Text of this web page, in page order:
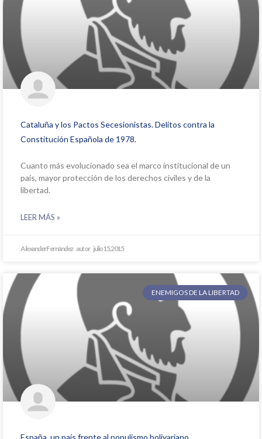
Cataluña y los Pactos Secesionistas. Delitos contra la
Constitución Española de 1978.
Cuanto más evolucionado sea el marco institucional de un
país, mayor protección de los derechos civiles y de la
libertad.
LEER MÁS »
Alexander Fernández julio 15, 2015
ENEMIGOS DE LA LIBERTAD
España, un país frente al populismo bolivariano